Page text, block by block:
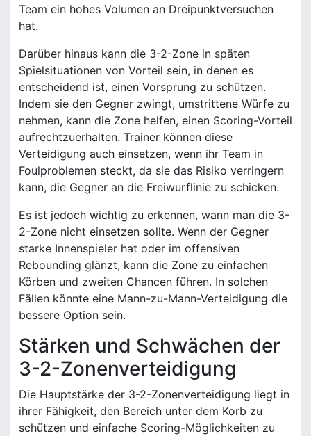
Team ein hohes Volumen an Dreipunktversuchen
hat.
Darüber hinaus kann die 3-2-Zone in späten
Spielsituationen von Vorteil sein, in denen es
entscheidend ist, einen Vorsprung zu schützen.
Indem sie den Gegner zwingt, umstrittene Würfe zu
nehmen, kann die Zone helfen, einen Scoring-Vorteil
aufrechtzuerhalten. Trainer können diese
Verteidigung auch einsetzen, wenn ihr Team in
Foulproblemen steckt, da sie das Risiko verringern
kann, die Gegner an die Freiwurflinie zu schicken.
Es ist jedoch wichtig zu erkennen, wann man die 3-
2-Zone nicht einsetzen sollte. Wenn der Gegner
starke Innenspieler hat oder im offensiven
Rebounding glänzt, kann die Zone zu einfachen
Körben und zweiten Chancen führen. In solchen
Fällen könnte eine Mann-zu-Mann-Verteidigung die
bessere Option sein.
Stärken und Schwächen der
3-2-Zonenverteidigung
Die Hauptstärke der 3-2-Zonenverteidigung liegt in
ihrer Fähigkeit, den Bereich unter dem Korb zu
schützen und einfache Scoring-Möglichkeiten zu